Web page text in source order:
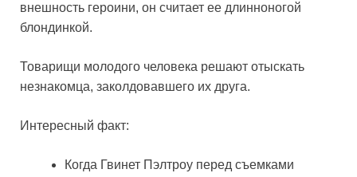
внешность героини, он считает ее длинноногой
блондинкой.
Товарищи молодого человека решают отыскать
незнакомца, заколдовавшего их друга.
Интересный факт:
Когда Гвинет Пэлтроу перед съемками